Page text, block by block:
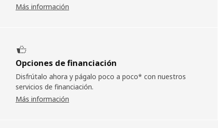
Más información
Opciones de financiación
Disfrútalo ahora y págalo poco a poco* con nuestros
servicios de financiación.
Más información